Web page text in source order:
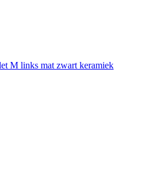
M links mat zwart keramiek